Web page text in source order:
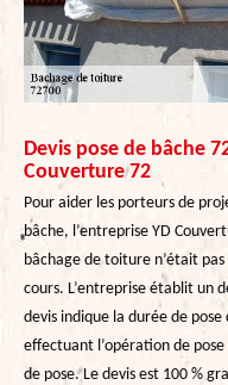
Devis pose de bâche
Couverture 72
Pour aider les porteurs de
bâche, l’entreprise YD
bâchage de toiture n’était
cours. L’entreprise établit un
devis indique la durée de
effectuant l’opération de
de pose. Le devis est 100 %